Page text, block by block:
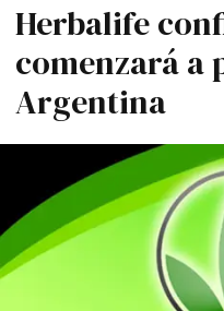
Herbalife
comenzará a
Argentina